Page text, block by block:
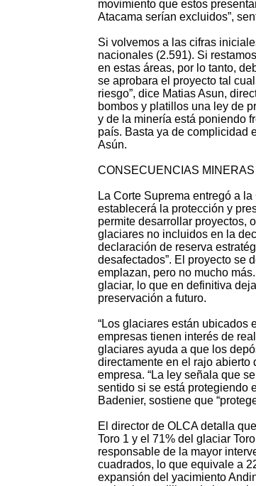
movimiento que estos
Atacama serían excluidos”,
Si volvemos a las cifras
nacionales (2.591). Si
en estas áreas, por lo tanto,
se aprobara el proyecto tal
riesgo”, dice Matias Asun,
bombos y platillos una ley de
y de la minería está poniendo
país. Basta ya de complicidad
Asún.
CONSECUENCIAS MINERAS
La Corte Suprema entregó a
establecerá la protección y
permite desarrollar proyectos,
glaciares no incluidos en la
declaración de reserva
desafectados”. El proyecto se
emplazan, pero no mucho
glaciar, lo que en definitiva
preservación a futuro.
“Los glaciares están ubicados
empresas tienen interés de
glaciares ayuda a que los
directamente en el rajo abierto
empresa. “La ley señala que
sentido si se está protegiendo
Badenier, sostiene que
El director de OLCA detalla
Toro 1 y el 71% del glaciar
responsable de la mayor
cuadrados, lo que equivale a
expansión del yacimiento